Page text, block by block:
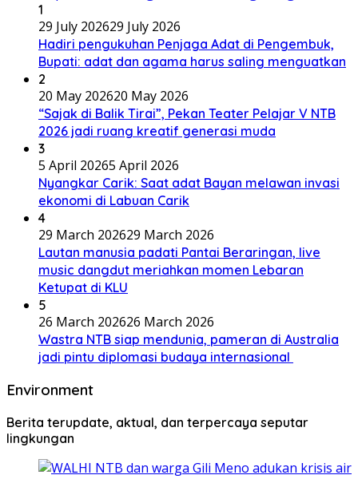
1
29 July 202629 July 2026
Hadiri pengukuhan Penjaga Adat di Pengembuk,
Bupati: adat dan agama harus saling menguatkan
2
20 May 202620 May 2026
“Sajak di Balik Tirai”, Pekan Teater Pelajar V NTB
2026 jadi ruang kreatif generasi muda
3
5 April 20265 April 2026
Nyangkar Carik: Saat adat Bayan melawan invasi
ekonomi di Labuan Carik
4
29 March 202629 March 2026
Lautan manusia padati Pantai Beraringan, live
music dangdut meriahkan momen Lebaran
Ketupat di KLU
5
26 March 202626 March 2026
Wastra NTB siap mendunia, pameran di Australia
jadi pintu diplomasi budaya internasional
Environment
Berita terupdate, aktual, dan terpercaya seputar
lingkungan